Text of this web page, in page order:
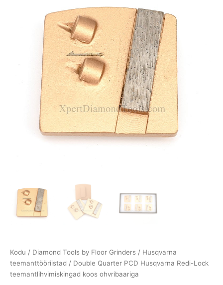
Kodu / Diamond Tools by Floor Grinders / Husqvarna
teemanttööriistad / Double Quarter PCD Husqvarna Redi-Lock
teemantlihvimiskingad koos ohvribaariga